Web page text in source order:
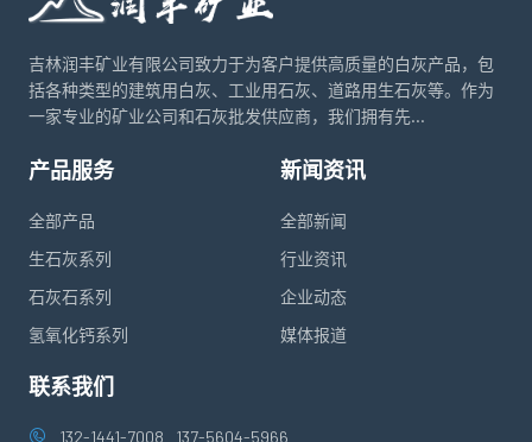
吉林润丰矿业有限公司致力于为客户提供高质量的白灰产品，包
括各种类型的建筑用白灰、工业用石灰、道路用生石灰等。作为
一家专业的矿业公司和石灰批发供应商，我们拥有先...
产品服务
全部产品
生石灰系列
石灰石系列
氢氧化钙系列
新闻资讯
全部新闻
行业资讯
企业动态
媒体报道
联系我们
132-1441-7008 137-5604-5966